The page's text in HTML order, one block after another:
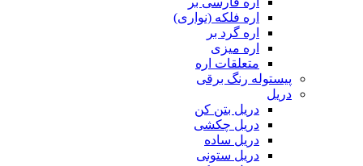
اره فلکه (نواری)
اره گرد بر
اره میزی
متعلقات اره
پیستوله رنگ برقی
دریل
دریل بتن کن
دریل چکشی
دریل ساده
دریل ستونی